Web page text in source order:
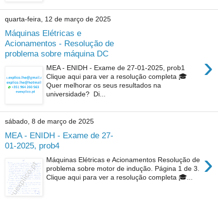
quarta-feira, 12 de março de 2025
Máquinas Elétricas e
Acionamentos - Resolução de
problema sobre máquina DC
›
MEA - ENIDH - Exame de 27-01-2025, prob1
Clique aqui para ver a resolução completa 🎓
Quer melhorar os seus resultados na
universidade? Di...
sábado, 8 de março de 2025
MEA - ENIDH - Exame de 27-
01-2025, prob4
›
Máquinas Elétricas e Acionamentos Resolução de
problema sobre motor de indução. Página 1 de 3.
Clique aqui para ver a resolução completa 🎓...